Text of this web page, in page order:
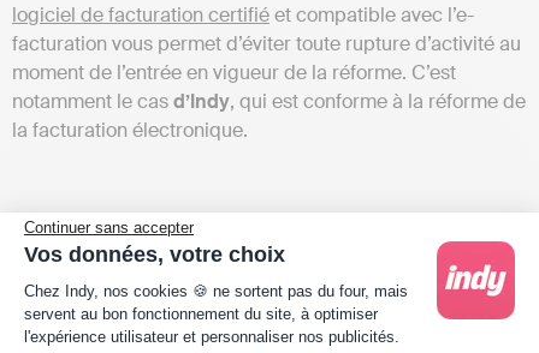
Continuer sans accepter
Vos données, votre choix
Plateforme de Gestion du Consentement :
Chez Indy, nos cookies 🍪 ne sortent pas du four, mais
servent au bon fonctionnement du site, à optimiser
l'expérience utilisateur et personnaliser nos publicités.
logiciel de facturation certifiéet compatible avec l’e-
facturation vous permet d’éviter toute rupture d’activité au
moment de l’entrée en vigueur de la réforme. C’est
notamment le casd’Indy, qui est conforme à la réforme de
la facturation électronique.
Est-il obligatoire d’avoir un
logiciel de facturation pour un